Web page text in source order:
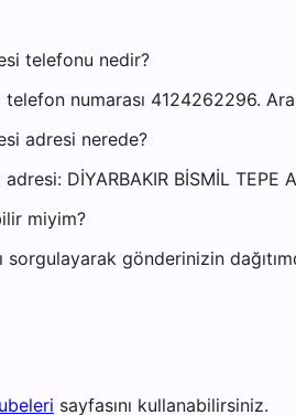
telefonu nedir?
numarası 4124262296.
adresi nerede?
DİYARBAKIR BİSMİL TEPE
miyim?
sorgulayarak gönderinizin
sayfasını kullanabilirsiniz.